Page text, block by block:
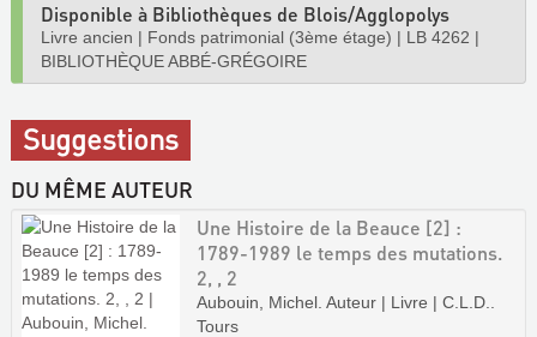
Disponible à Bibliothèques de Blois/Agglopolys
Livre ancien | Fonds patrimonial (3ème étage) | LB 4262 |
BIBLIOTHÈQUE ABBÉ-GRÉGOIRE
Suggestions
DU MÊME AUTEUR
Une Histoire de la Beauce [2] :
1789-1989 le temps des mutations.
2, , 2
Aubouin, Michel. Auteur | Livre | C.L.D..
Tours